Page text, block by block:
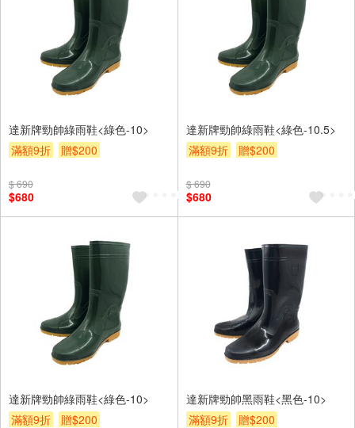
達新牌勁帥綠雨鞋<綠色-10>
滿額9折
贈$200
$ 690
$680
達新牌勁帥綠雨鞋<綠色-10.5>
滿額9折
贈$200
$ 690
$680
達新牌勁帥綠雨鞋<綠色-10>
滿額9折
贈$200
達新牌勁帥黑雨鞋<黑色-10>
滿額9折
贈$200